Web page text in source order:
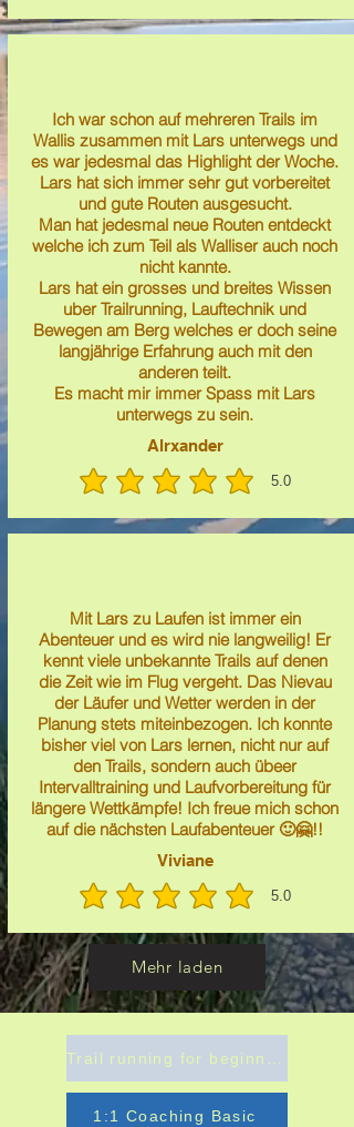
Ich war schon auf mehreren Trails im
Wallis zusammen mit Lars unterwegs und
es war jedesmal das Highlight der Woche.
Lars hat sich immer sehr gut vorbereitet
und gute Routen ausgesucht.
Man hat jedesmal neue Routen entdeckt
welche ich zum Teil als Walliser auch noch
nicht kannte.
Lars hat ein grosses und breites Wissen
uber Trailrunning, Lauftechnik und
Bewegen am Berg welches er doch seine
langjährige Erfahrung auch mit den
anderen teilt.
Es macht mir immer Spass mit Lars
unterwegs zu sein.
Alrxander
5.0
average rating is 5 out of 5
Mit Lars zu Laufen ist immer ein
Abenteuer und es wird nie langweilig! Er
kennt viele unbekannte Trails auf denen
die Zeit wie im Flug vergeht. Das Nievau
der Läufer und Wetter werden in der
Planung stets miteinbezogen. Ich konnte
bisher viel von Lars lernen, nicht nur auf
den Trails, sondern auch übeer
Intervalltraining und Laufvorbereitung für
längere Wettkämpfe! Ich freue mich schon
auf die nächsten Laufabenteuer 🙂🤗!!
Viviane
5.0
average rating is 5 out of 5
Mehr laden
Trail running for beginners
1:1 Coaching Basic